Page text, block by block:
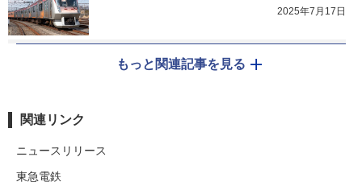
2025年7月17日
もっと関連記事を見る
関連リンク
ニュースリリース
東急電鉄